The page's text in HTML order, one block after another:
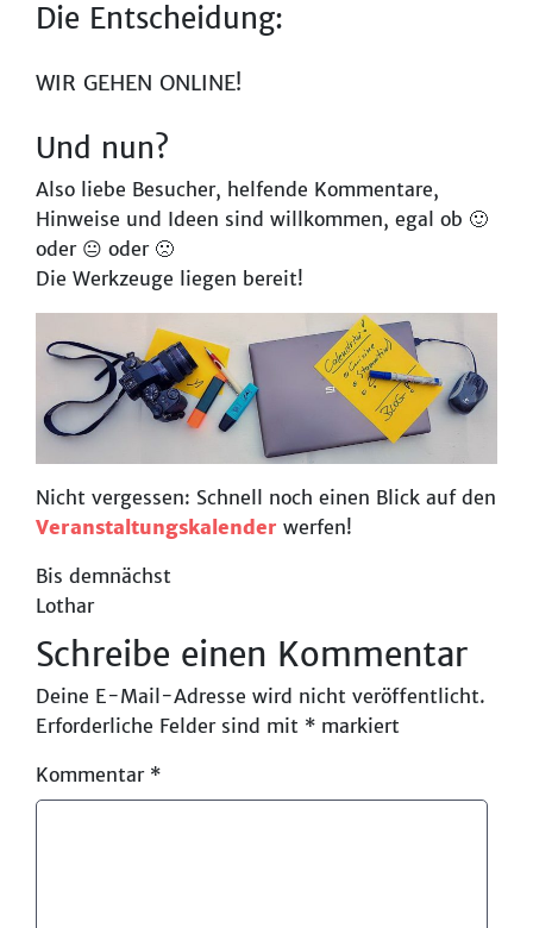
Die Entscheidung:
WIR GEHEN ONLINE!
Und nun?
Also liebe Besucher, helfende Kommentare,
Hinweise und Ideen sind willkommen, egal ob 🙂
oder 😐 oder 🙁
Die Werkzeuge liegen bereit!
Nicht vergessen: Schnell noch einen Blick auf den
Veranstaltungskalender werfen!
Bis demnächst
Lothar
Schreibe einen Kommentar
Deine E-Mail-Adresse wird nicht veröffentlicht.
Erforderliche Felder sind mit * markiert
Kommentar *